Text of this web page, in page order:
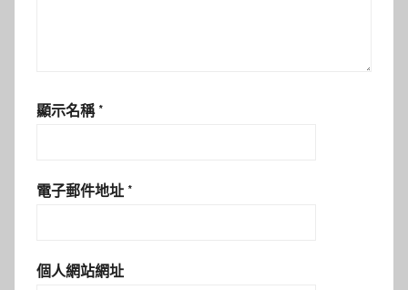
顯示名稱 *
電子郵件地址 *
個人網站網址